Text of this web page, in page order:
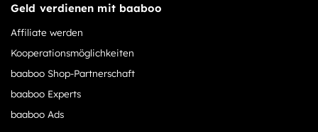
Geld verdienen mit baaboo
Affiliate werden
Kooperationsmöglichkeiten
baaboo Shop-Partnerschaft
baaboo Experts
baaboo Ads